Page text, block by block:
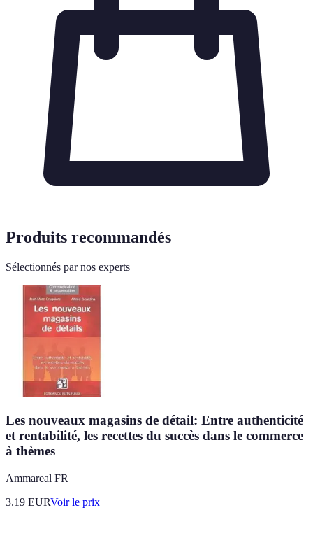
Produits recommandés
Sélectionnés par nos experts
Les nouveaux magasins de détail: Entre authenticité
et rentabilité, les recettes du succès dans le commerce
à thèmes
Ammareal FR
3.19 EURVoir le prix